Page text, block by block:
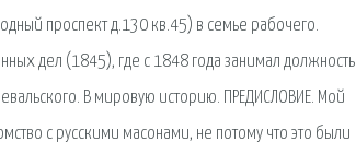
проспект д.130 кв.45) в семье рабочего.
дел (1845), где с 1848 года занимал должность
В мировую историю. ПРЕДИСЛОВИЕ. Мой
с русскими масонами, не потому что это были